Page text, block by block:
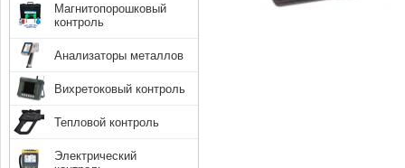
Магнитопорошковый
контроль
Анализаторы металлов
Вихретоковый контроль
Тепловой контроль
Электрический